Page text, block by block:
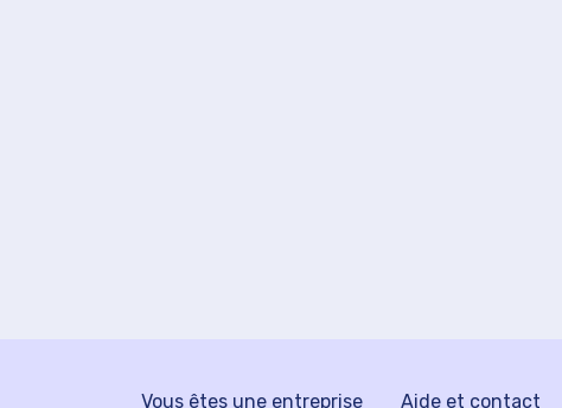
Vous êtes une entreprise Aide et contact